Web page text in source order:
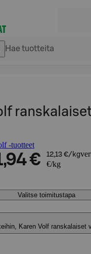
-tuotteet
€ 12,13 €/kg
€/kg
Valitse toimitustapa
Karen Volf ranskalaiset